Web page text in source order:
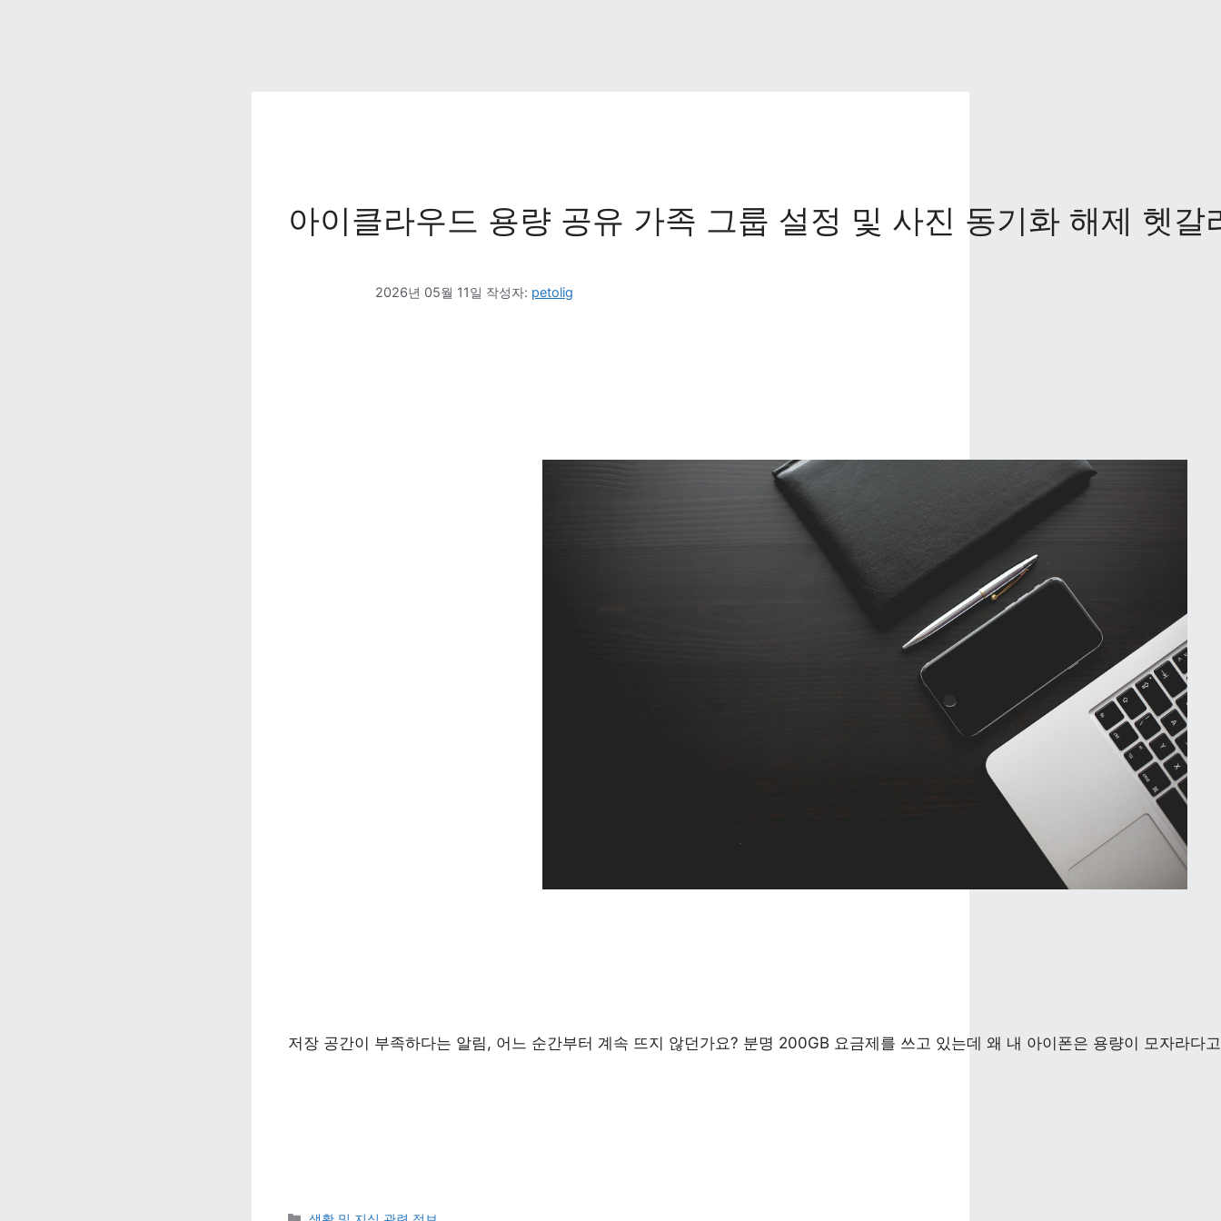
아이클라우드 용량 공유 가족 그룹 설정 및 사진 동기화 해제 헷
2026년 05월 11일 작성자: petolig
저장 공간이 부족하다는 알림, 어느 순간부터 계속 뜨지 않던가요? 분명 200GB 요금제를 쓰고 있는데 왜 내 아이폰은 용량이 모자라
카테고리